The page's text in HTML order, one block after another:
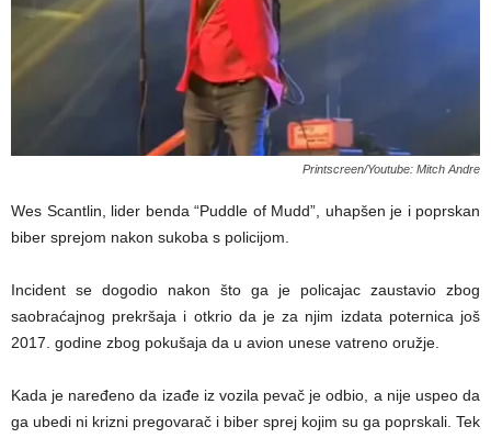
Printscreen/Youtube: Mitch Andre
Wes Scantlin, lider benda “Puddle of Mudd”, uhapšen je i poprskan
biber sprejom nakon sukoba s policijom.
Incident se dogodio nakon što ga je policajac zaustavio zbog
saobraćajnog prekršaja i otkrio da je za njim izdata poternica još
2017. godine zbog pokušaja da u avion unese vatreno oružje.
Kada je naređeno da izađe iz vozila pevač je odbio, a nije uspeo da
ga ubedi ni krizni pregovarač i biber sprej kojim su ga poprskali. Tek